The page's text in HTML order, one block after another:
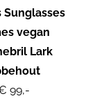
Sunglasses
vegan
Lark
99,-